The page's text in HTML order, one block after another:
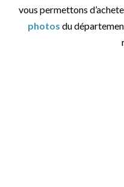
vous permettons
photos du